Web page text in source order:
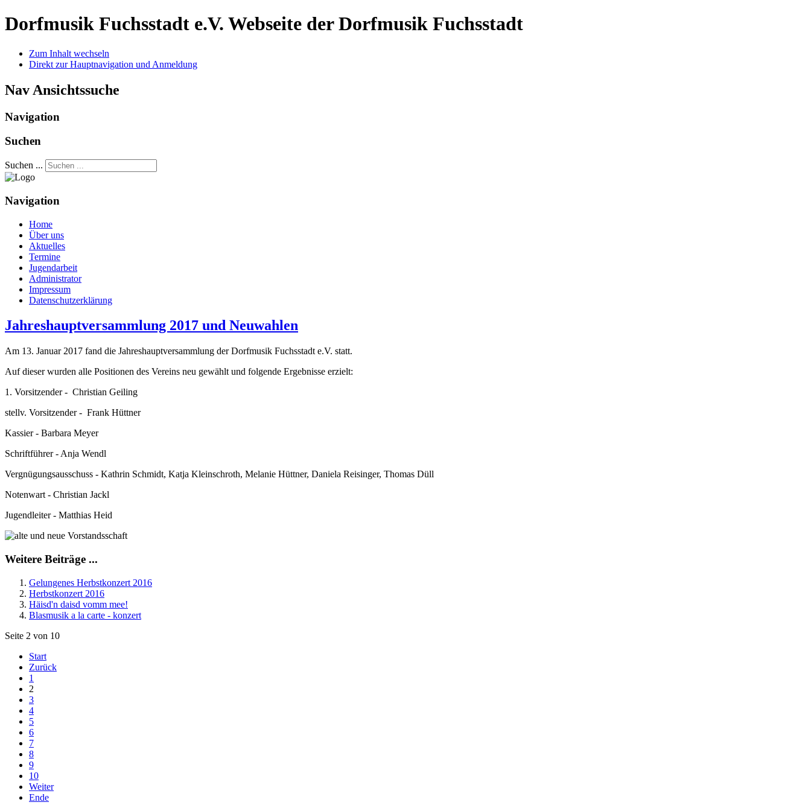
Dorfmusik Fuchsstadt e.V. Webseite der Dorfmusik Fuchsstadt
Zum Inhalt wechseln
Direkt zur Hauptnavigation und Anmeldung
Nav Ansichtssuche
Navigation
Suchen
Suchen ...
Navigation
Home
Über uns
Aktuelles
Termine
Jugendarbeit
Administrator
Impressum
Datenschutzerklärung
Jahreshauptversammlung 2017 und Neuwahlen
Am 13. Januar 2017 fand die Jahreshauptversammlung der Dorfmusik Fuchsstadt e.V. statt.
Auf dieser wurden alle Positionen des Vereins neu gewählt und folgende Ergebnisse erzielt:
1. Vorsitzender - Christian Geiling
stellv. Vorsitzender - Frank Hüttner
Kassier - Barbara Meyer
Schriftführer - Anja Wendl
Vergnügungsausschuss - Kathrin Schmidt, Katja Kleinschroth, Melanie Hüttner, Daniela Reisinger, Thomas Düll
Notenwart - Christian Jackl
Jugendleiter - Matthias Heid
Weitere Beiträge ...
Gelungenes Herbstkonzert 2016
Herbstkonzert 2016
Häisd'n daisd vomm mee!
Blasmusik a la carte - konzert
Seite 2 von 10
Start
Zurück
1
2
3
4
5
6
7
8
9
10
Weiter
Ende